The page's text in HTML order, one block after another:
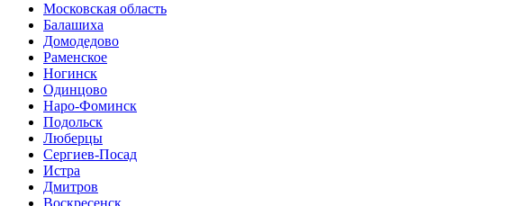
Московская область
Балашиха
Домодедово
Раменское
Ногинск
Одинцово
Наро-Фоминск
Подольск
Люберцы
Сергиев-Посад
Истра
Дмитров